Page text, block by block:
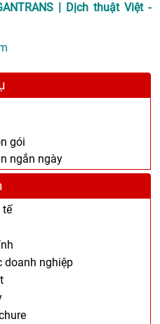
| Dịch thuật Việt -
gói
ngắn ngày
tế
doanh nghiệp